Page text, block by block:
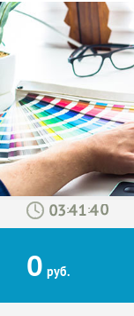
: :
0 руб.